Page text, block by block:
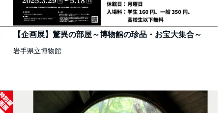
【企画展】驚異の部屋～博物館の珍品・お宝大集合～
岩手県立博物館